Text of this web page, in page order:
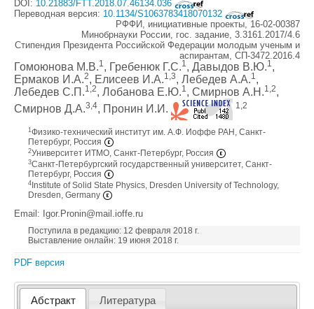
DOI: 10.21883/FTT.2018.07.46134.036
Переводная версия: 10.1134/S1063783418070132
РФФИ, инициативные проекты, 16-02-00387
Минобрнауки России, гос. задание, 3.3161.2017/4.6
Стипендия Президента Российской Федерации молодым ученым и
аспирантам, СП-3472.2016.4
Гомоюнова М.В.1, Гребенюк Г.С.1, Давыдов В.Ю.1,
Ермаков И.А.2, Елисеев И.А.1,3, Лебедев А.А.1,
Лебедев С.П.1,2, Лобанова Е.Ю.1, Смирнов А.Н.1,2,
Смирнов Д.А.3,4, Пронин И.И. 1,2
1 Физико-технический институт им. А.Ф. Иоффе РАН, Санкт-
Петербург, Россия
2Университет ИТМО, Санкт-Петербург, Россия
3Санкт-Петербургский государственный университет, Санкт-
Петербург, Россия
4 Institute of Solid State Physics, Dresden University of Technology,
Dresden, Germany
Email: Igor.Pronin@mail.ioffe.ru
Поступила в редакцию: 12 февраля 2018 г.
Выставление онлайн: 19 июня 2018 г.
PDF версия
Абстракт Литература